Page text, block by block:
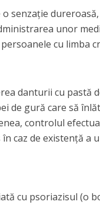
senzație dureroasă,
unor
cu limba
danturii cu pastă
de gură care să
controlul
caz de existență a
cu psoriazisul (o